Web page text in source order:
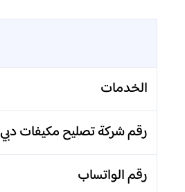
الخدمات
رقم شركة تصليح مكيفات دبي
رقم الواتساب